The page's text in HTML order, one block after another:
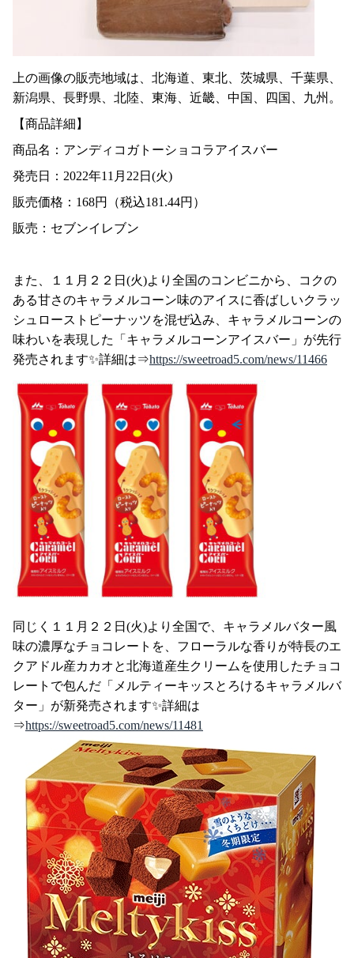
上の画像の販売地域は、北海道、東北、茨城県、千葉県、
新潟県、長野県、北陸、東海、近畿、中国、四国、九州。
【商品詳細】
商品名：アンディコガトーショコラアイスバー
発売日：2022年11月22日(火)
販売価格：168円（税込181.44円）
販売：セブンイレブン
また、１１月２２日(火)より全国のコンビニから、コクの
ある甘さのキャラメルコーン味のアイスに香ばしいクラッ
シュローストピーナッツを混ぜ込み、キャラメルコーンの
味わいを表現した「キャラメルコーンアイスバー」が先行
発売されます✨詳細は⇒https://sweetroad5.com/news/11466
同じく１１月２２日(火)より全国で、キャラメルバター風
味の濃厚なチョコレートを、フローラルな香りが特長のエ
クアドル産カカオと北海道産生クリームを使用したチョコ
レートで包んだ「メルティーキッスとろけるキャラメルバ
ター」が新発売されます✨詳細は
⇒https://sweetroad5.com/news/11481